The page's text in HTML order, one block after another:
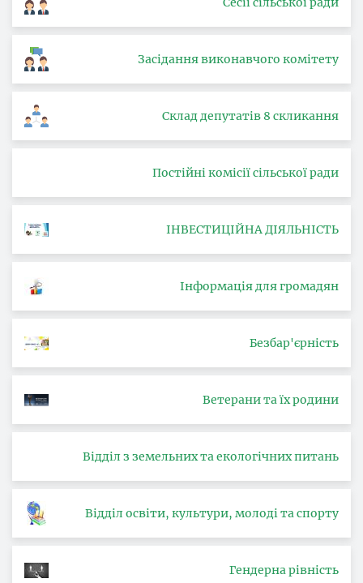
Засідання виконавчого комітету
Склад депутатів 8 скликання
Постійні комісії сільської ради
ІНВЕСТИЦІЙНА ДІЯЛЬНІСТЬ
Інформація для громадян
Безбар'єрність
Ветерани та їх родини
Відділ з земельних та екологічних питань
Відділ освіти, культури, молоді та спорту
Гендерна рівність